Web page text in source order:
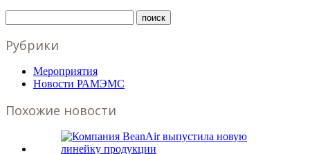
Рубрики
Мероприятия
Новости РАМЭМС
Похожие новости